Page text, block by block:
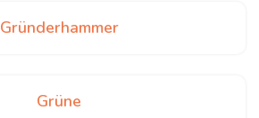
Gründerhammer
Grüne